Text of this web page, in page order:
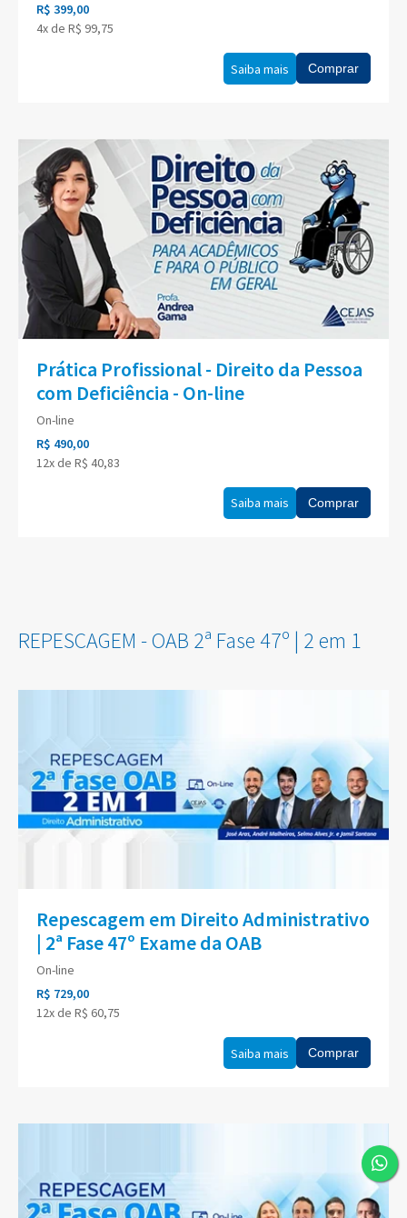
R$ 399,00
4x de R$ 99,75
Saiba mais Comprar
Prática Profissional - Direito da Pessoa
com Deficiência - On-line
On-line
R$ 490,00
12x de R$ 40,83
Saiba mais Comprar
REPESCAGEM - OAB 2ª Fase 47º | 2 em 1
Repescagem em Direito Administrativo
| 2ª Fase 47º Exame da OAB
On-line
R$ 729,00
12x de R$ 60,75
Saiba mais Comprar